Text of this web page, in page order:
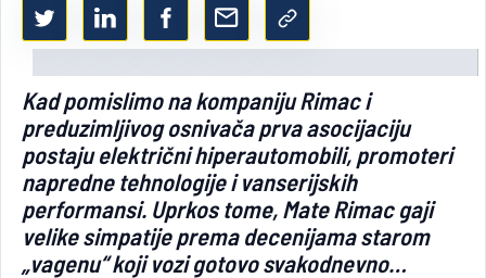
Kad pomislimo na kompaniju Rimac i
preduzimljivog osnivača prva asocijaciju
postaju električni hiperautomobili, promoteri
napredne tehnologije i vanserijskih
performansi. Uprkos tome, Mate Rimac gaji
velike simpatije prema decenijama starom
„vagenu“ koji vozi gotovo svakodnevno…